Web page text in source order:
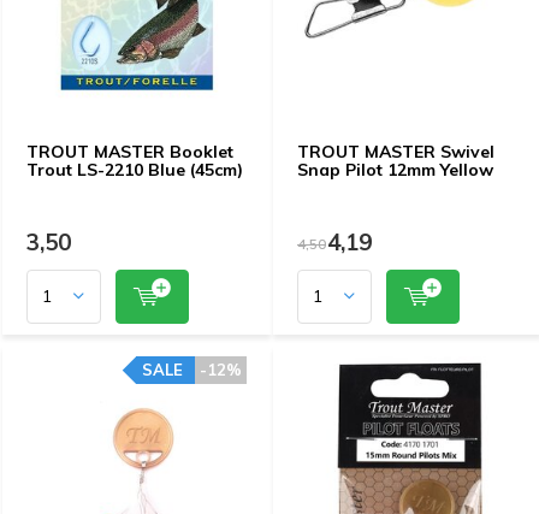
TROUT MASTER Booklet
Trout LS-2210 Blue (45cm)
3,50
TROUT MASTER Swivel
Snap Pilot 12mm Yellow
4,504,19
-12%
SALE